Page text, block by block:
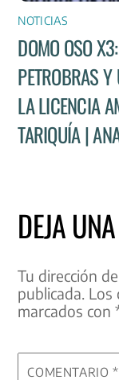
NOTICIAS
DOMO OSO
PETROBRAS
LA LICENCIA
TARIQUÍA |
DEJA
Tu dirección
publicada. Los
marcados con
COMENTARIO*